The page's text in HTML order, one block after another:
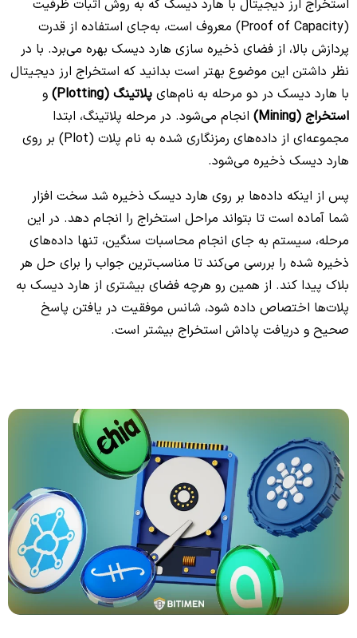
استخراج ارز دیجیتال با هارد دیسک که به روش اثبات ظرفیت
(Proof of Capacity) معروف است، به‌جای استفاده از قدرت
پردازش بالا، از فضای ذخیره سازی هارد دیسک بهره می‌برد. با در
نظر داشتن این موضوع بهتر است بدانید که استخراج ارز دیجیتال
با هارد دیسک در دو مرحله به نام‌های پلاتینگ (Plotting)
و
استخراج (Mining)
انجام می‌شود. در مرحله پلاتینگ، ابتدا
مجموعه‌ای از داده‌های رمزنگاری شده به نام پلات (Plot) بر روی
هارد دیسک ذخیره می‌شود.
پس از اینکه داده‌ها بر روی هارد دیسک ذخیره شد سخت افزار
شما آماده است تا بتواند مراحل استخراج را انجام دهد. در این
مرحله، سیستم به جای انجام محاسبات سنگین، تنها داده‌های
ذخیره شده را بررسی می‌کند تا مناسب‌ترین جواب را برای حل هر
بلاک پیدا کند. از همین رو هرچه فضای بیشتری از هارد دیسک به
پلات‌ها اختصاص داده شود، شانس موفقیت در یافتن پاسخ
صحیح و دریافت پاداش استخراج بیشتر است.